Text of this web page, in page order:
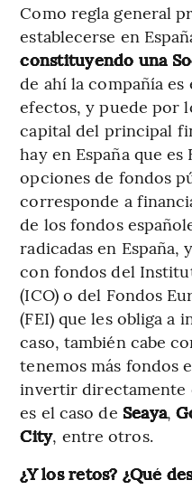
Como regla general
establecerse en
constituyendo una
de ahí la compañía es
efectos, y puede por
capital del principal
hay en España que
opciones de fondos
corresponde a
de los fondos
radicadas en España,
con fondos del
(ICO) o del Fondos
(FEI) que les obliga a
caso, también cabe
tenemos más fondos
invertir directamente
es el caso de Seaya,
City, entre otros.
¿Y los retos? ¿Qué